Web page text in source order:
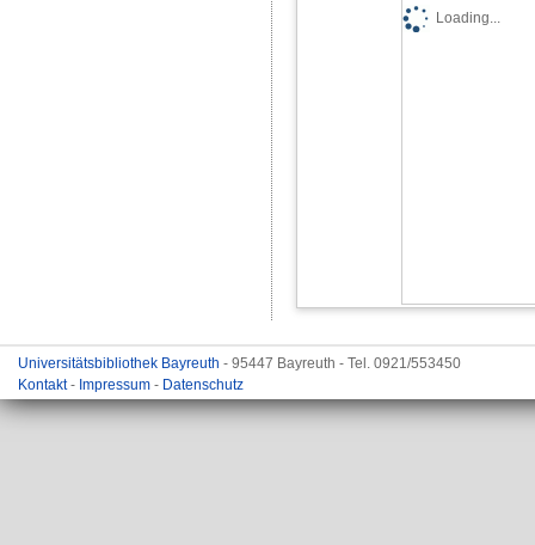
Loading...
Universitätsbibliothek Bayreuth - 95447 Bayreuth - Tel. 0921/553450
Kontakt- Impressum - Datenschutz